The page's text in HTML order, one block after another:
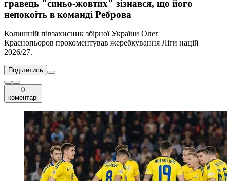
гравець "синьо-жовтих" зізнався, що його
непокоїть в команді Реброва
Колишній півзахисник збірної України Олег
Краснопьоров прокоментував жеребкування Ліги націй
2026/27.
Поділитись
0
коментарі